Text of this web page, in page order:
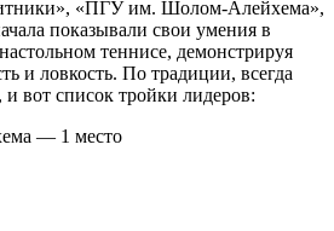
«ПГУ им. Шолом-Алейхема»,
показывали свои умения в
теннисе, демонстрируя
и ловкость. По традиции, всегда
вот список тройки лидеров:
— 1 место